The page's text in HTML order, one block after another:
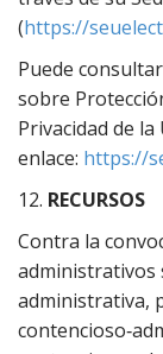
(https://
Puede
sobre
Privacidad de
enlace: https://
12. RECURSOS
Contra la
administrativos
administrativa,